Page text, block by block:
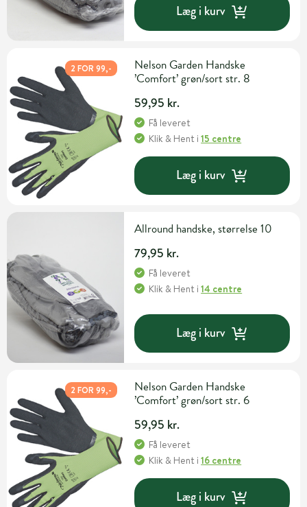
Læg i kurv
2 FOR 99,-
Nelson Garden Handske
’Comfort’ grøn/sort str. 8
59,95 kr.
Få leveret
Klik & Hent i15 centre
Læg i kurv
Allround handske, størrelse 10
79,95 kr.
Få leveret
Klik & Hent i14 centre
Læg i kurv
2 FOR 99,-
Nelson Garden Handske
’Comfort’ grøn/sort str. 6
59,95 kr.
Få leveret
Klik & Hent i16 centre
Læg i kurv